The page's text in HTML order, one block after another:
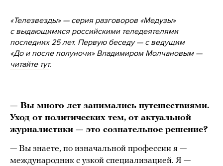
«Телезвезды» — серия разговоров «Медузы»
с выдающимися российскими теледеятелями
последних 25 лет. Первую беседу — с ведущим
«До и после полуночи» Владимиром Молчановым —
читайте тут.
— Вы много лет занимались путешествиями.
Уход от политических тем, от актуальной
журналистики — это сознательное решение?
— Вы знаете, по изначальной профессии я —
международник с узкой специализацией. Я —